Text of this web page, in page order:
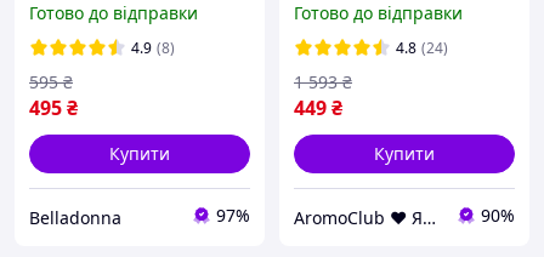
аромат зі шлейфом
Шанель Мадмуазель
Готово до відправки
4.9 (8)
495₴
595 ₴
Купити
Belladonna 97%
N5 No5 Парфуми Жіночі
Парфумерія
Готово до відправки
4.8 (24)
449₴
1 593 ₴
Купити
AromoClub ❤ Якісна парфумерія в Україні 90%